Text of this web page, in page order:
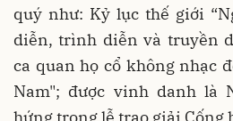
quý như: Kỷ lục thế giới
diễn, trình diễn và truyền
ca quan họ cổ không nhạc
Nam"; được vinh danh là